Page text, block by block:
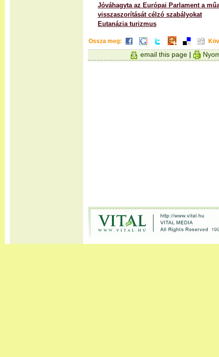
Jóváhagyta az Európai Parlament a
visszaszorítását célzó szabályokat
Eutanázia turizmus
Ossza meg:
email this page |